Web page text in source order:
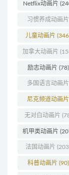
Netflix动画片
习惯养成动画片
(74)
儿童动画片
加拿大动画片
励志动画片 (78)
多国语言动画片
(179)
尼克频道动画片
(83)
无对白动画片
机甲类动画片
法国动画片
科普动画片 (90)